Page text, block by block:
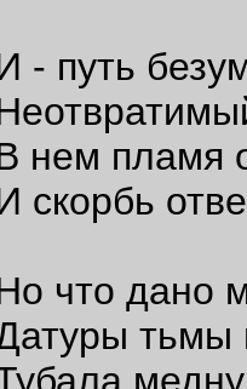
- путь
нем пламя
скорбь
что дано
тьмы